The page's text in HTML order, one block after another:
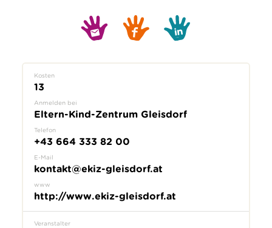
Kosten
13
Anmelden bei
Eltern-Kind-Zentrum Gleisdorf
Telefon
+43 664 333 82 00
E-Mail
kontakt@ekiz-gleisdorf.at
www
http://www.ekiz-gleisdorf.at
Veranstalter